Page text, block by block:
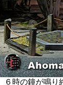
６時の鐘が鳴り